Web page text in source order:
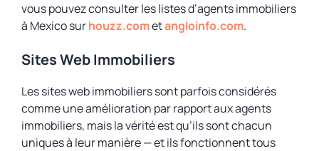
vous pouvez consulter les listes d’agents immobiliers
à Mexico surhouzz.cometangloinfo.com.
Sites Web Immobiliers
Les sites web immobiliers sont parfois considérés
comme une amélioration par rapport aux agents
immobiliers, mais la vérité est qu’ils sont chacun
uniques à leur manière — et ils fonctionnent tous